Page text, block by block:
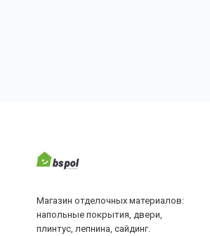
Магазин отделочных материалов:
напольные покрытия, двери,
плинтус, лепнина, сайдинг.